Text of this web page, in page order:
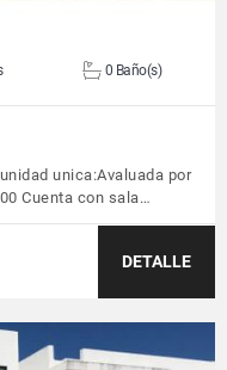
0 Baño(s)
unica:Avaluada por
Cuenta con sala…
DETALLE